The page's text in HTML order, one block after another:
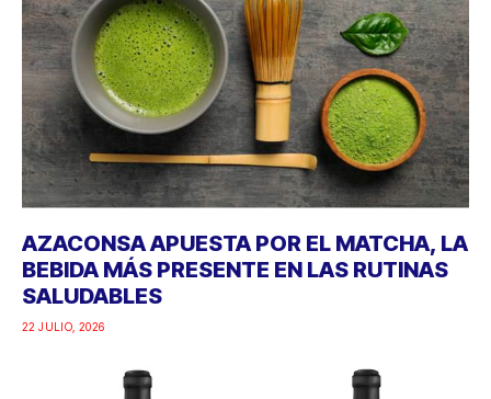
AZACONSA APUESTA POR EL MATCHA, LA
BEBIDA MÁS PRESENTE EN LAS RUTINAS
SALUDABLES
22 JULIO, 2026